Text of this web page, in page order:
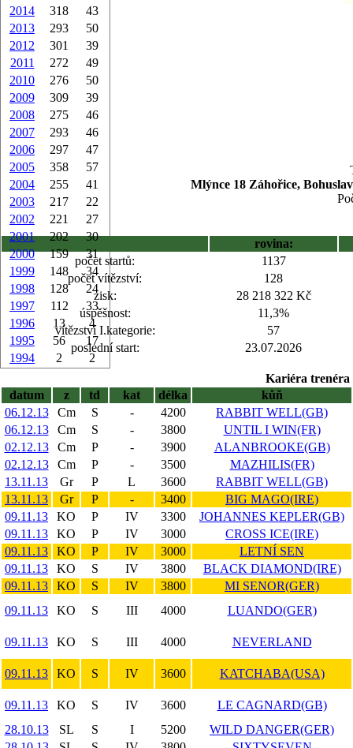
2014
318
43
2013
293
50
2012
301
39
2011
272
49
2010
276
50
2009
309
39
2008
275
46
2007
293
46
2006
297
47
2005
358
57
2004
255
41
2003
217
22
2002
221
27
2001
202
30
2000
159
31
1999
148
34
1998
128
24
1997
112
33
1996
13
4
1995
56
17
1994
2 2
Mlýnce 18 Záhořice,
rovina:
počet startů:
1137
počet vítězství:
128
zisk:
28 218 322 Kč
úspěšnost:
11,3%
vítězství I.kategorie:
57
poslední start:
23.07.2026
Kariéra trenéra
datum
z td kat délka
kůň
06.12.13
Cm S - 4200
RABBIT WELL(GB)
06.12.13
Cm S - 3800
UNTIL I WIN(FR)
02.12.13
Cm P - 3900
ALANBROOKE(GB)
02.12.13
Cm P - 3500
MAZHILIS(FR)
13.11.13
Gr P L 3600
RABBIT WELL(GB)
13.11.13
Gr P - 3400
BIG MAGO(IRE)
09.11.13
KO P IV 3300
JOHANNES KEPLER(GB)
09.11.13
KO P IV 3000
CROSS ICE(IRE)
09.11.13
KO P IV 3000
LETNÍ SEN
09.11.13
KO S IV 3800
BLACK DIAMOND(IRE)
09.11.13
KO S IV 3800
MI SENOR(GER)
09.11.13
KO S III 4000 LUANDO(GER)
09.11.13 KO S III 4000 NEVERLAND
09.11.13 KO S IV 3600 KATCHABA(USA)
09.11.13 KO S IV 3600
LE CAGNARD(GB)
28.10.13
SL S I 5200
WILD DANGER(GER)